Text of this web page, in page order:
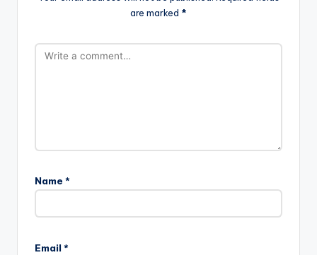
are marked *
Name *
Email *